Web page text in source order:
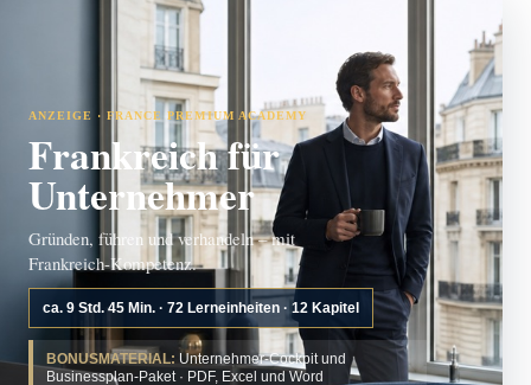
ANZEIGE · FRANCE PREMIUM ACADEMY
Frankreich für
Unternehmer
Gründen, führen und verhandeln – mit
Frankreich-Kompetenz.
ca. 9 Std. 45 Min. · 72 Lerneinheiten · 12 Kapitel
BONUSMATERIAL: Unternehmer-Cockpit und
Businessplan-Paket · PDF, Excel und Word